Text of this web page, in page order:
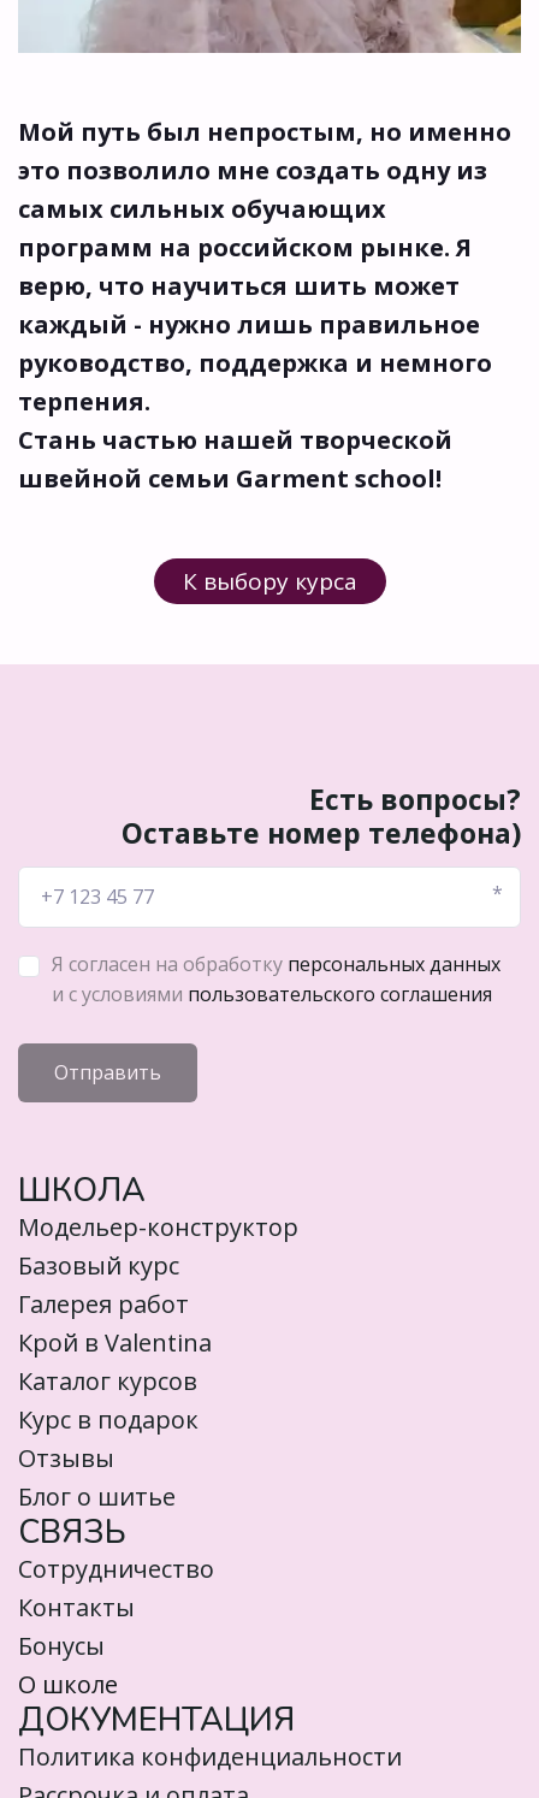
Мой путь был непростым, но именно
это позволило мне создать одну из
самых сильных обучающих
программ на российском рынке. Я
верю, что научиться шить может
каждый - нужно лишь правильное
руководство, поддержка и немного
терпения.
Стань частью нашей творческой
швейной семьи Garment school!
К выбору курса
Есть вопросы?
Оставьте номер телефона)
*
Я согласен на обработку персональных данных
и с условиями пользовательского соглашения
Отправить
ШКОЛА
Модельер-конструктор
Базовый курс
Галерея работ
Крой в Valentina
Каталог курсов
Курс в подарок
Отзывы
Блог о шитье
СВЯЗЬ
Сотрудничество
Контакты
Бонусы
О школе
ДОКУМЕНТАЦИЯ
Политика конфиденциальности